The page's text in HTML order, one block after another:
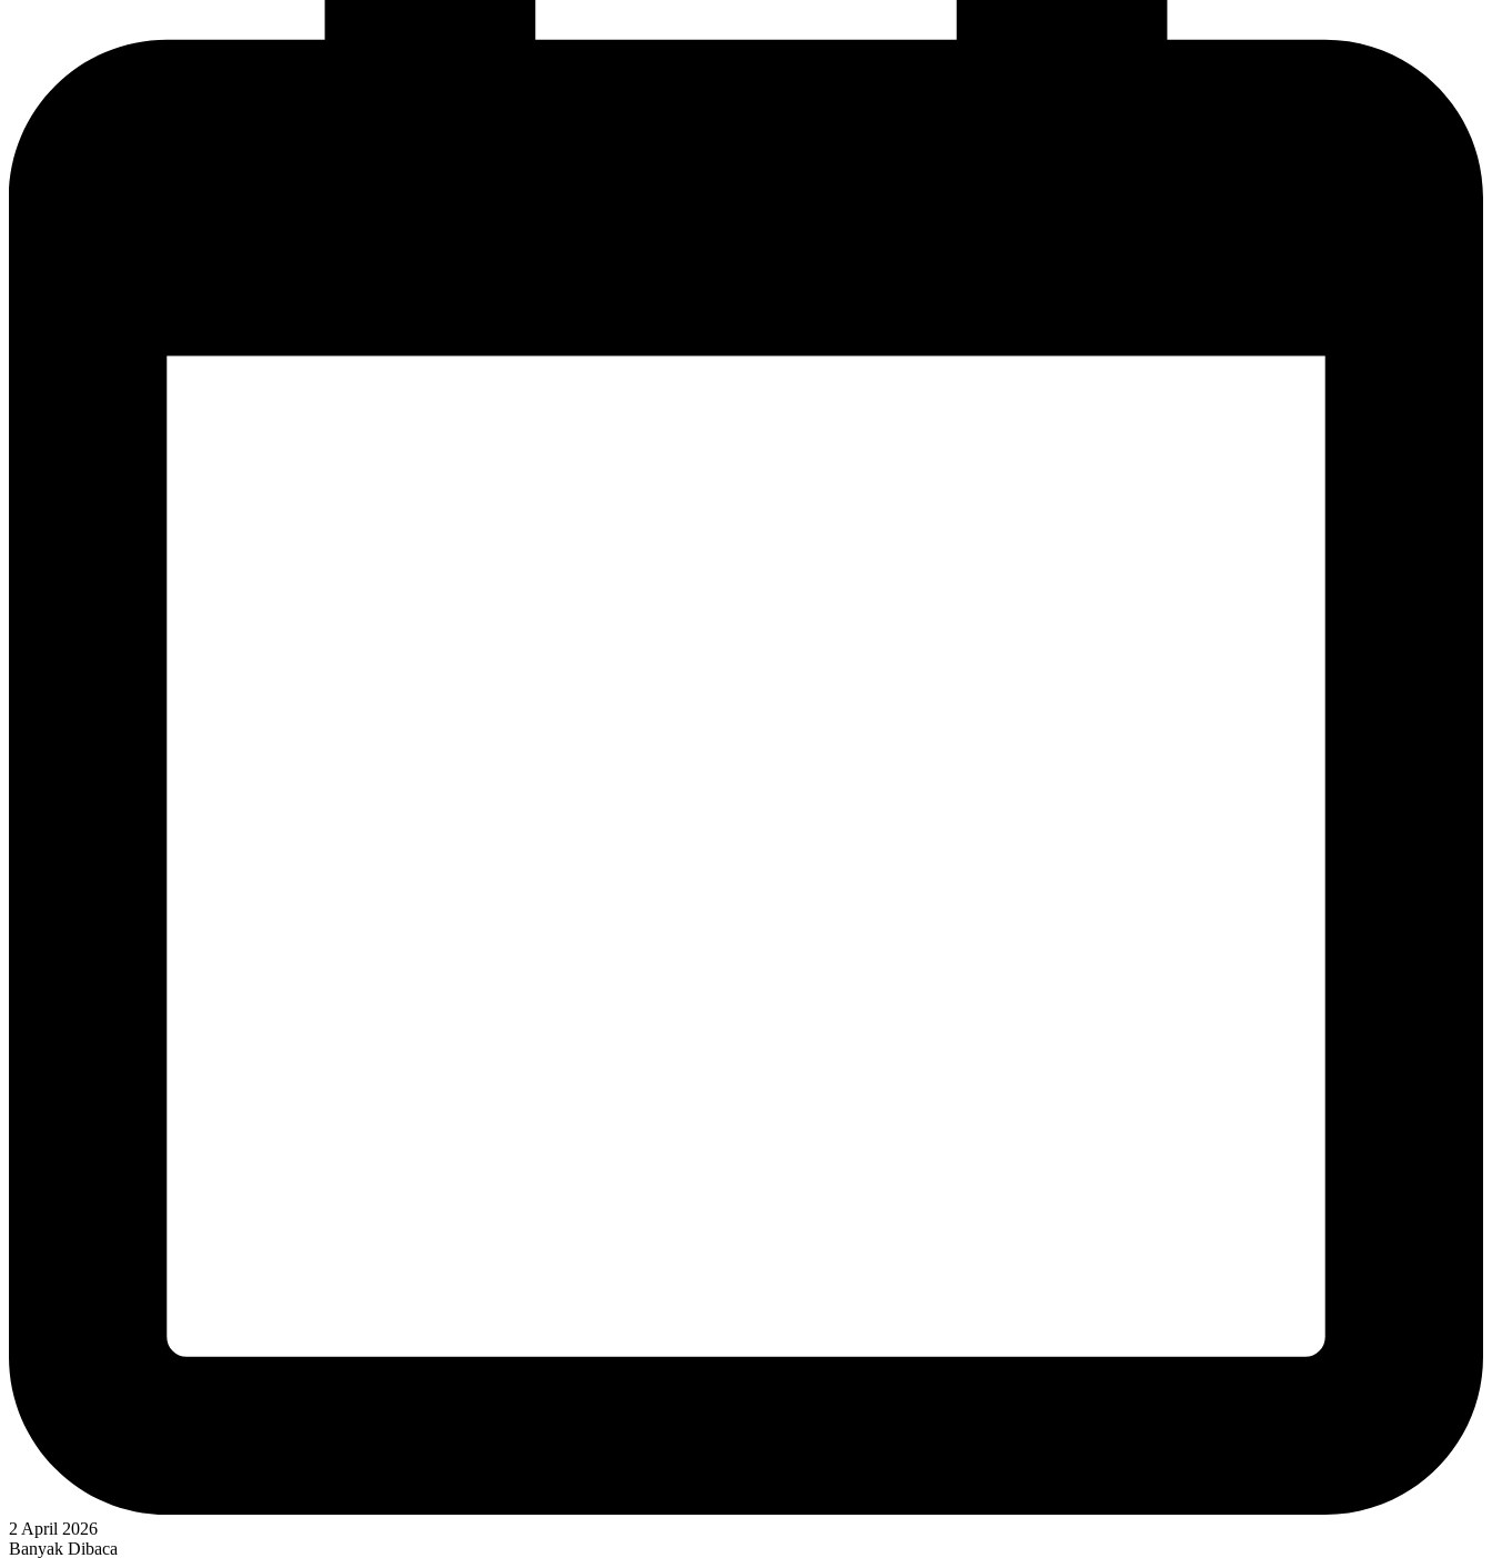
2 April 2026
Banyak Dibaca